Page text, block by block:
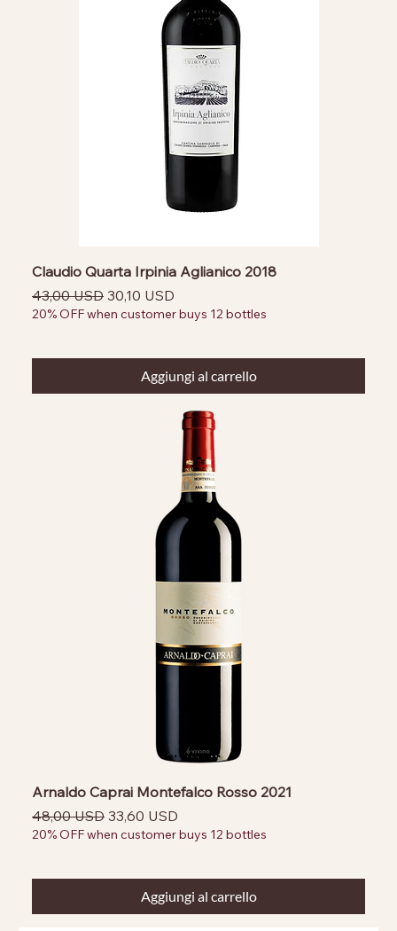
Claudio Quarta Irpinia Aglianico 2018
Prezzo regolare
43,00 USD Prezzo scontato
30,10 USD
20% OFF when customer buys 12 bottles
Aggiungi al carrello
Arnaldo Caprai Montefalco Rosso 2021
Prezzo regolare
48,00 USD Prezzo scontato
33,60 USD
20% OFF when customer buys 12 bottles
Aggiungi al carrello